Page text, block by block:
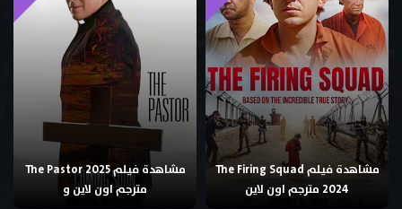
مشاهدة فيلم The Firing Squad
2024 مترجم اون لاين
مشاهدة فيلم The Pastor 2025
مترجم اون لاين و